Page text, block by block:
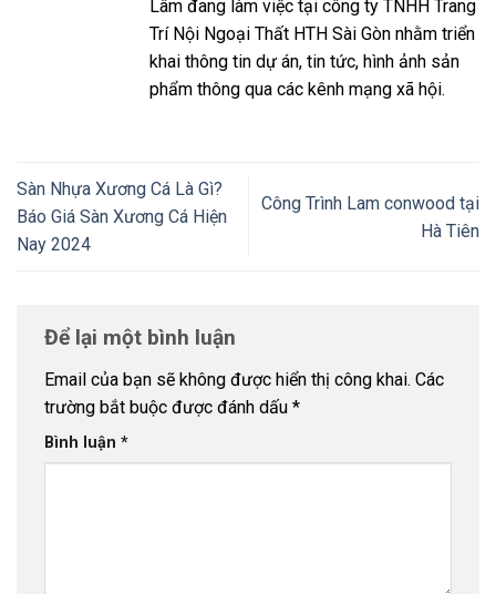
Lâm đang làm việc tại công ty TNHH Trang
Trí Nội Ngoại Thất HTH Sài Gòn nhằm triển
khai thông tin dự án, tin tức, hình ảnh sản
phẩm thông qua các kênh mạng xã hội.
Sàn Nhựa Xương Cá Là Gì?
Báo Giá Sàn Xương Cá Hiện
Nay 2024
Công Trình Lam conwood tại
Hà Tiên
Để lại một bình luận
Email của bạn sẽ không được hiển thị công khai. Các
trường bắt buộc được đánh dấu *
Bình luận *